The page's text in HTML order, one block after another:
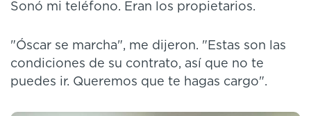
Sonó mi teléfono. Eran los propietarios.
"Óscar se marcha", me dijeron. "Estas son las
condiciones de su contrato, así que no te
puedes ir. Queremos que te hagas cargo".